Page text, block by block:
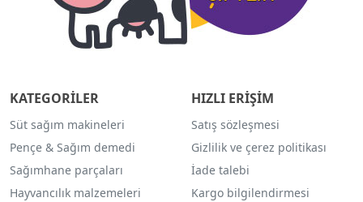
KATEGORİLER
Süt sağım makineleri
Pençe & Sağım demedi
Sağımhane parçaları
Hayvancılık malzemeleri
HIZLI ERİŞİM
Satış sözleşmesi
Gizlilik ve çerez politikası
İade talebi
Kargo bilgilendirmesi